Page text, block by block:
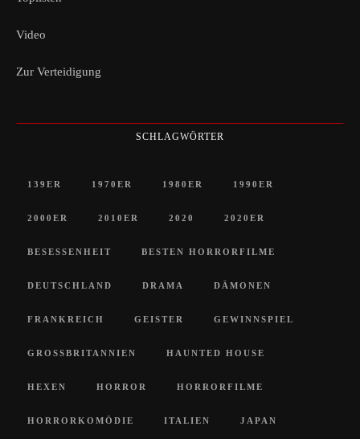
Video
Zur Verteidigung
SCHLAGWÖRTER
139ER 1970ER 1980ER 1990ER
2000ER 2010ER 2020 2020ER
BESESSENHEIT BESTEN HORRORFILME
DEUTSCHLAND DRAMA DÄMONEN
FRANKREICH GEISTER GEWINNSPIEL
GROSSBRITANNIEN HAUNTED HOUSE
HEXEN HORROR HORRORFILME
HORRORKOMÖDIE ITALIEN JAPAN